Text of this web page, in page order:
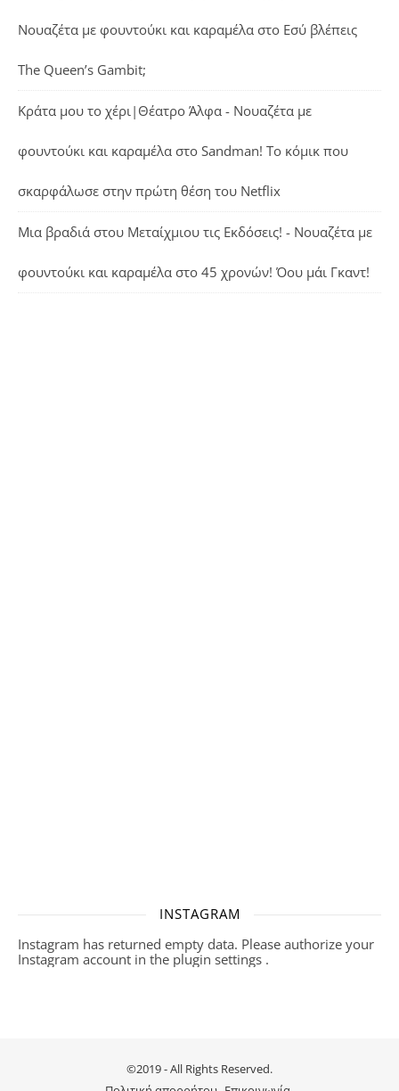
Νουαζέτα με φουντούκι και καραμέλα στο Εσύ βλέπεις
The Queen’s Gambit;
Κράτα μου το χέρι|Θέατρο Άλφα - Νουαζέτα με
φουντούκι και καραμέλα στο Sandman! Το κόμικ που
σκαρφάλωσε στην πρώτη θέση του Netflix
Μια βραδιά στου Μεταίχμιου τις Εκδόσεις! - Νουαζέτα με
φουντούκι και καραμέλα στο 45 χρονών! Όου μάι Γκαντ!
INSTAGRAM
Instagram has returned empty data. Please authorize your
Instagram account in the plugin settings .
©2019 - All Rights Reserved.